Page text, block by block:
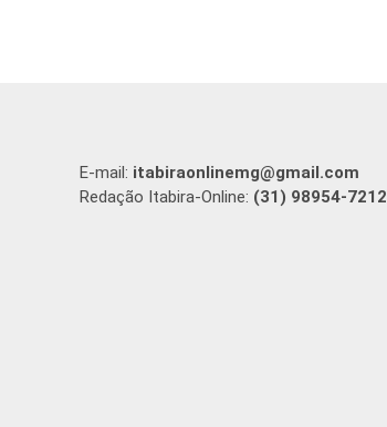
E-mail: itabiraonlinemg@gmail.com
Redação Itabira-Online: (31) 98954-7212